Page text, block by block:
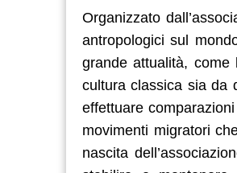
Organizzato
antropologici sul
grande attualità, come
cultura classica sia da
effettuare
movimenti migratori
nascita